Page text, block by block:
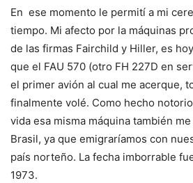
En ese momento le permití a mi
tiempo. Mi afecto por la máquinas
de las firmas Fairchild y Hiller, es
que el FAU 570 (otro FH 227D en
el primer avión al cual me acerque,
finalmente volé. Como hecho
vida esa misma máquina también
Brasil, ya que emigraríamos con
país norteño. La fecha imborrable
1973.